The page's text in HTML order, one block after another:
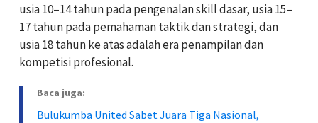
usia 10–14 tahun pada pengenalan skill dasar, usia 15–
17 tahun pada pemahaman taktik dan strategi, dan
usia 18 tahun ke atas adalah era penampilan dan
kompetisi profesional.
Baca juga:
Bulukumba United Sabet Juara Tiga Nasional,